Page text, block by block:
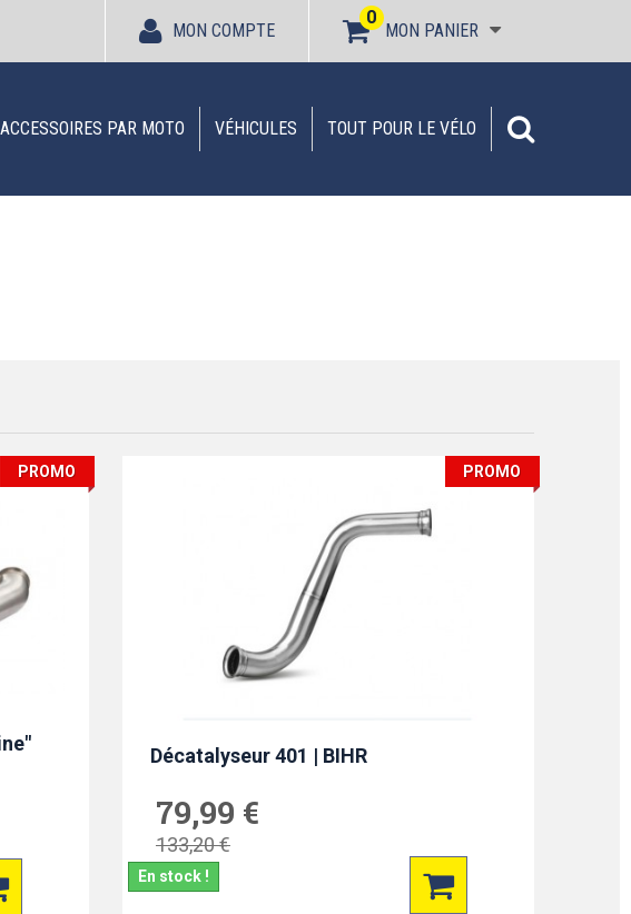
MON PANIER
0
MON COMPTE
ACCESSOIRES PAR MOTO VÉHICULES TOUT POUR LE VÉLO
PROMO PROMO
Décatalyseur 401 | BIHR
79,99 €
133,20 €
En stock !